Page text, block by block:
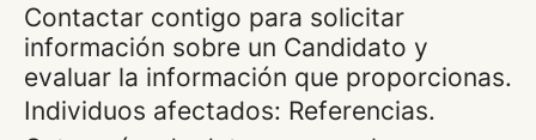
Contactar contigo para solicitar
información sobre un Candidato y
evaluar la información que proporcionas.
Individuos afectados: Referencias.